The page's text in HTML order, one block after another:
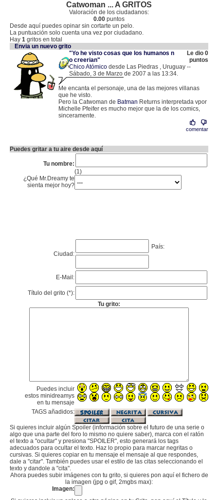
Catwoman ... A GRITOS
Valoración de los ciudadanos:
0.00 puntos
Desde aquí puedes opinar sin cortarte un pelo.
La puntuación solo cuenta una vez por ciudadano.
Hay 1 gritos en total
Envia un nuevo grito
"Yo he visto cosas que los humanos n
o creerian"
Le dio 0
puntos
Chico Atómico desde Las Piedras , Uruguay --
Sábado, 3 de Marzo de 2007 a las 13:34.
Me encanta el personaje, una de las mejores villanas
que he visto.
Pero la Catwoman de Batman Returns interpretada vpor
Michelle Pfeifer es mucho mejor que la de los comics,
sinceramente.
comentar
Puedes gritar a tu aire desde aquí
Tu nombre:
(1)
¿Qué Mr.Dreamy te
sienta mejor hoy?
Ciudad:
País:
E-Mail:
Título del grito (*):
Tu grito:
Puedes incluir
estos minidreamys
en tu mensaje
TAGS añadidos:
Si quieres incluir algún Spoiler (información sobre el futuro de una serie o
algo que una parte del foro lo mismo no quiere saber), marca con el ratón
el texto a "ocultar" y presiona "SPOILER", esto generará los tags
adecuados para ocultar el texto. Haz lo propio para marcar negritas o
cursivas. Si quieres copiar en tu mensaje el mensaje al que respondes,
dale a "citar". También puedes usar el estilo de las citas seleccionando el
texto y dandole a "cita".
Ahora puedes subir imágenes con tu grito, si quieres pon aquí el fichero de
la imagen (jpg o gif, 2mgbs max):
Imagen: